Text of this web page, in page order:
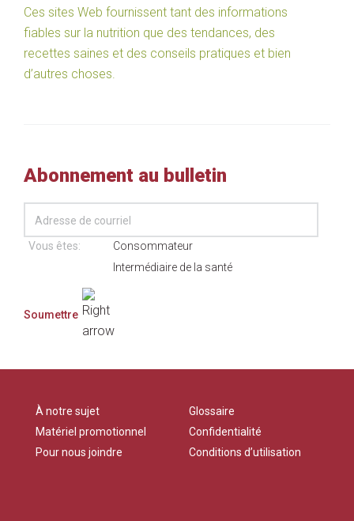
Ces sites Web fournissent tant des informations
fiables sur la nutrition que des tendances, des
recettes saines et des conseils pratiques et bien
d’autres choses.
Abonnement au bulletin
Vous êtes:
Consommateur
Intermédiaire de la santé
À notre sujet
Matériel promotionnel
Pour nous joindre
Glossaire
Confidentialité
Conditions d’utilisation